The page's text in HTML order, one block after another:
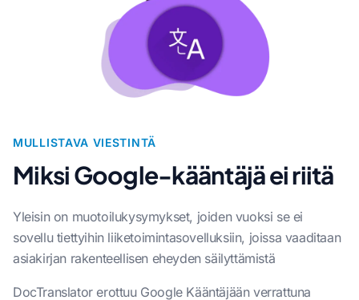
MULLISTAVA VIESTINTÄ
Miksi Google-kääntäjä ei riitä
Yleisin on muotoilukysymykset, joiden vuoksi se ei
sovellu tiettyihin liiketoimintasovelluksiin, joissa vaaditaan
asiakirjan rakenteellisen eheyden säilyttämistä
DocTranslator erottuu Google Kääntäjään verrattuna